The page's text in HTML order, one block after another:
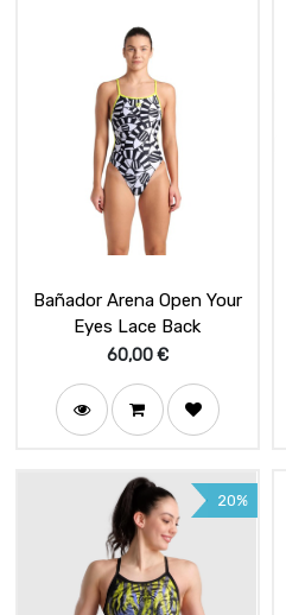
Bañador Arena Open Your
Eyes Lace Back
60,00€
20%